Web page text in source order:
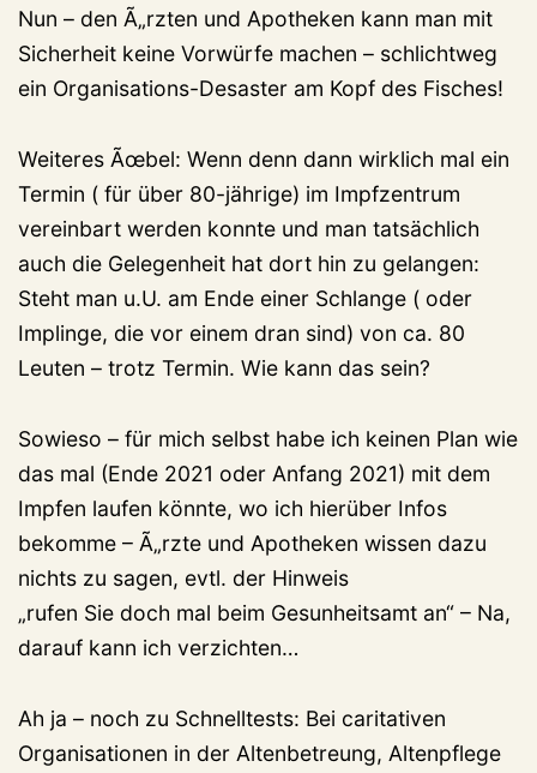
Nun – den Ã„rzten und Apotheken kann man mit
Sicherheit keine Vorwürfe machen – schlichtweg
ein Organisations-Desaster am Kopf des Fisches!
Weiteres Ãœbel: Wenn denn dann wirklich mal ein
Termin ( für über 80-jährige) im Impfzentrum
vereinbart werden konnte und man tatsächlich
auch die Gelegenheit hat dort hin zu gelangen:
Steht man u.U. am Ende einer Schlange ( oder
Implinge, die vor einem dran sind) von ca. 80
Leuten – trotz Termin. Wie kann das sein?
Sowieso – für mich selbst habe ich keinen Plan wie
das mal (Ende 2021 oder Anfang 2021) mit dem
Impfen laufen könnte, wo ich hierüber Infos
bekomme – Ã„rzte und Apotheken wissen dazu
nichts zu sagen, evtl. der Hinweis
„rufen Sie doch mal beim Gesunheitsamt an“ – Na,
darauf kann ich verzichten…
Ah ja – noch zu Schnelltests: Bei caritativen
Organisationen in der Altenbetreung, Altenpflege